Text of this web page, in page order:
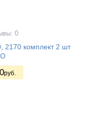
0
2170 комплект 2 шт
руб.